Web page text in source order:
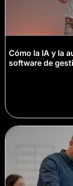
Cómo la IA y la
software de